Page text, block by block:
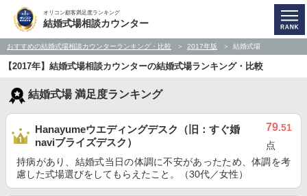
オリコン顧客満足度ランキング
結婚式場相談カウンター
おすすめの結婚式場相談カウンターランキング・比較 2017年版 結婚式場
【2017年】結婚式場相談カウンターの結婚式場ランキング・比較
結婚式場 満足度ランキング
Hanayumeウエディングデスク（旧：すぐ婚
naviブライズデスク）
79.51
点
持病があり、結婚式当日の体調に不安があったため、体調を考
慮した式場選びをしてもらえたこと。（30代／女性）